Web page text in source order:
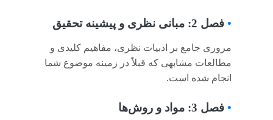
فصل 2: مبانی نظری و پیشینه تحقیق
مروری جامع بر ادبیات نظری، مفاهیم کلیدی و
مطالعات مشابهی که قبلاً در زمینه موضوع شما
انجام شده است.
فصل 3: مواد و روش‌ها